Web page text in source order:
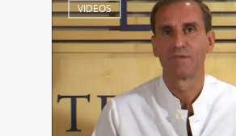
VIDEOS